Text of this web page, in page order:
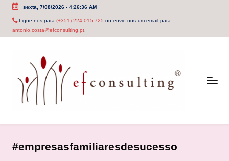
Skip
sexta, 7/08/2026- 4:26:37 AM
Ligue-nos para (+351) 224 015 725 ou envie-nos um email para
antonio.costa@efconsulting.pt.
c
#empresasfamiliaresdesucesso